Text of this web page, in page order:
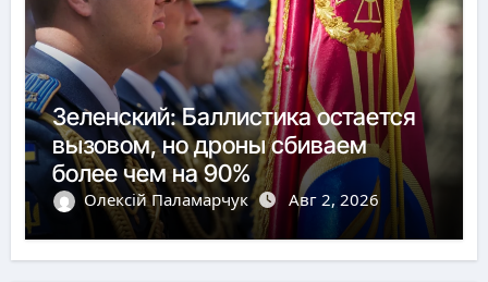
Зеленский: Баллистика остается
вызовом, но дроны сбиваем
более чем на 90%
Олексій Паламарчук Авг 2, 2026